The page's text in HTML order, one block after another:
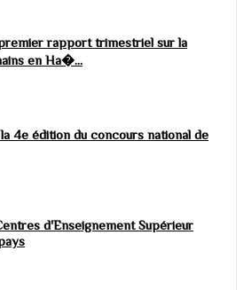
rapport trimestriel sur la
en Ha�...
4e édition du concours national de
d'Enseignement Supérieur